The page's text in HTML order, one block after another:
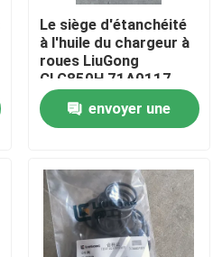
Le siège d'étanchéité
à l'huile du chargeur à
roues LiuGong
CLG850H 71A0117
envoyer une